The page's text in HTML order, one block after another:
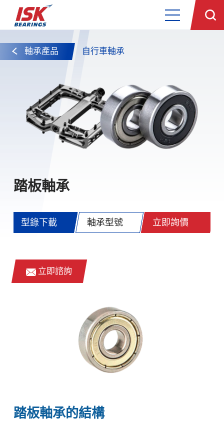
軸承產品 自行車軸承
踏板軸承
型錄下載 軸承型號 立即詢價
立即諮詢
踏板軸承的結構